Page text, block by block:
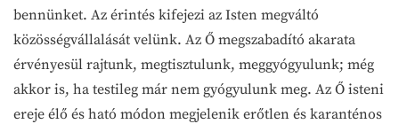
bennünket. Az érintés kifejezi az Isten megváltó
közösségvállalását velünk. Az Ő megszabadító akarata
érvényesül rajtunk, megtisztulunk, meggyógyulunk; még
akkor is, ha testileg már nem gyógyulunk meg. Az Ő isteni
ereje élő és ható módon megjelenik erőtlen és karanténos